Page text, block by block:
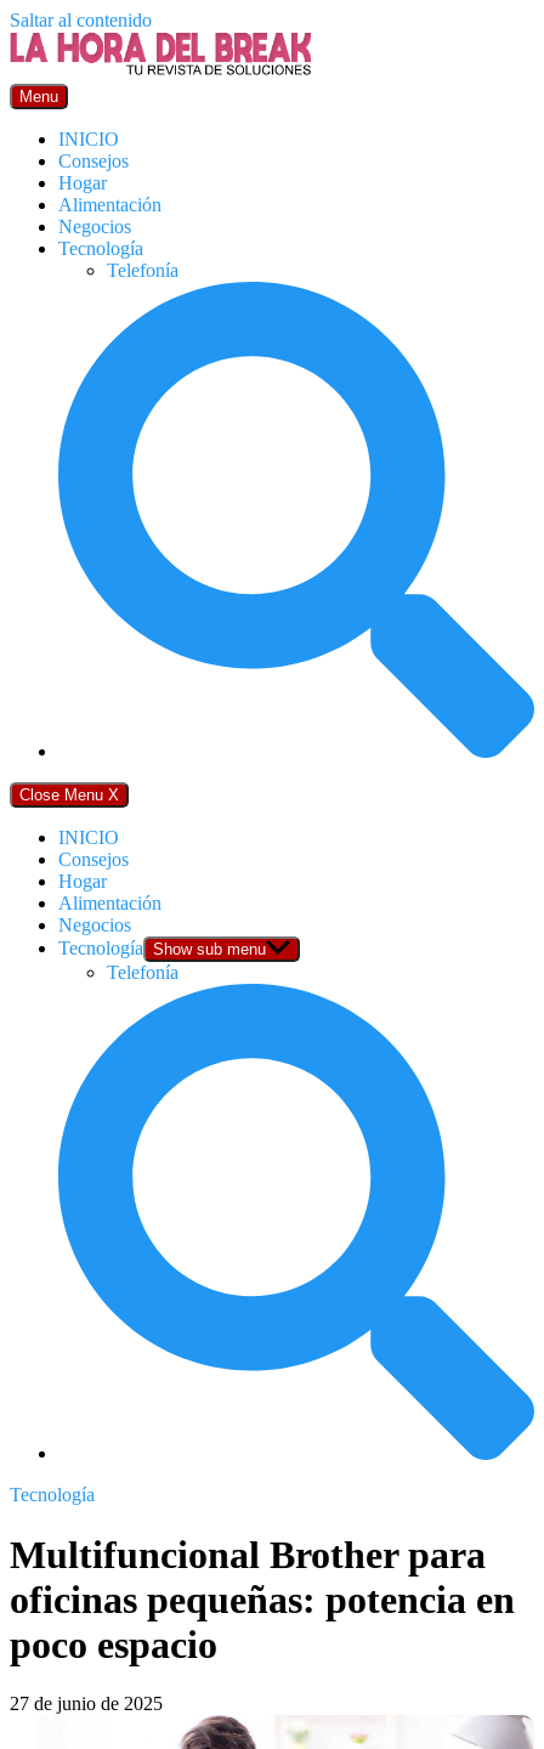
Saltar al contenido
Menu
INICIO
Consejos
Hogar
Alimentación
Negocios
Tecnología
Telefonía
Close Menu X
INICIO
Consejos
Hogar
Alimentación
Negocios
Tecnología Show sub menu
Telefonía
Tecnología
Multifuncional Brother para
oficinas pequeñas: potencia en
poco espacio
27 de junio de 2025